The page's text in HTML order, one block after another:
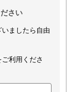
さい
ましたら自由
ご利用くださ